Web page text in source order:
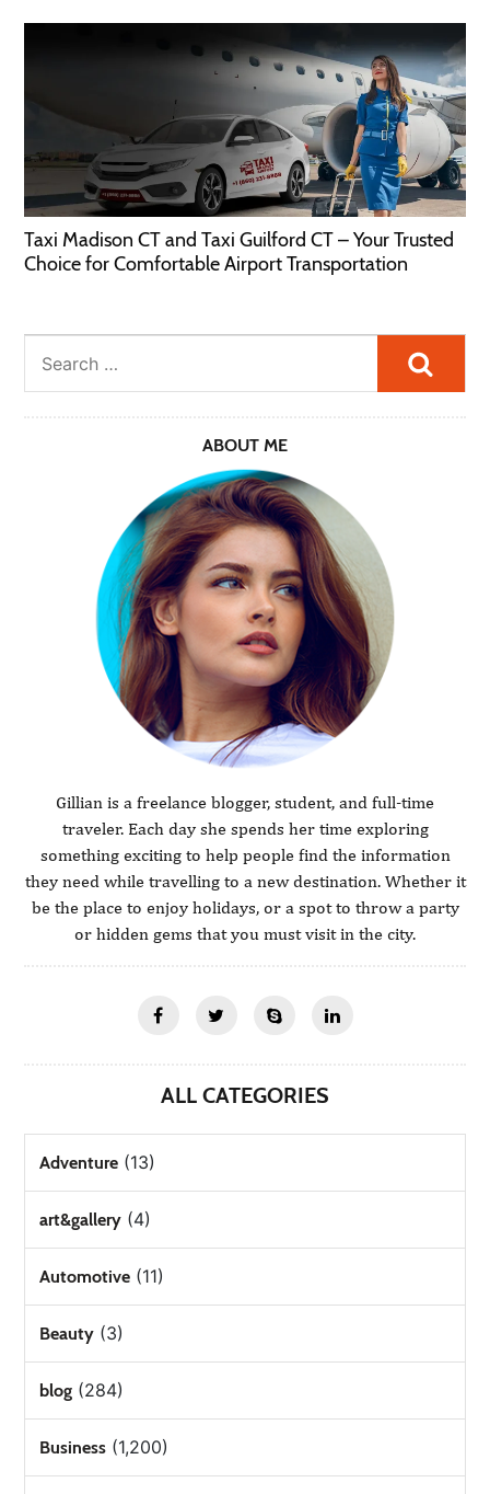
Taxi Madison CT and Taxi Guilford CT – Your Trusted
Choice for Comfortable Airport Transportation
ABOUT ME
Gillian is a freelance blogger, student, and full-time
traveler. Each day she spends her time exploring
something exciting to help people find the information
they need while travelling to a new destination. Whether it
be the place to enjoy holidays, or a spot to throw a party
or hidden gems that you must visit in the city.
ALL CATEGORIES
Adventure (13)
art&gallery (4)
Automotive (11)
Beauty (3)
blog (284)
Business (1,200)